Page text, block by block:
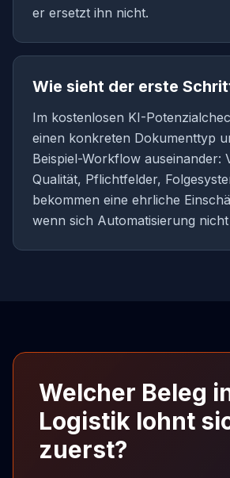
er ersetzt ihn nicht.
Wie sieht der erste
Im kostenlosen KI-
einen konkreten Dokumenttyp
Beispiel-Workflow auseinander:
Qualität, Pflichtfelder,
bekommen eine ehrliche
wenn sich Automatisierung
Welcher Beleg
Logistik lohnt
zuerst?